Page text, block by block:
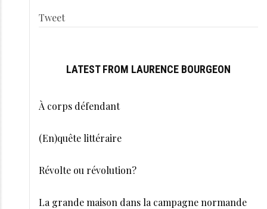
Tweet
LATEST FROM LAURENCE BOURGEON
À corps défendant
(En)quête littéraire
Révolte ou révolution?
La grande maison dans la campagne normande